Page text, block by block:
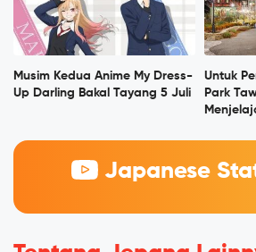
Musim Kedua Anime My Dress-
Up Darling Bakal Tayang 5 Juli
Untuk
Park
Japanese